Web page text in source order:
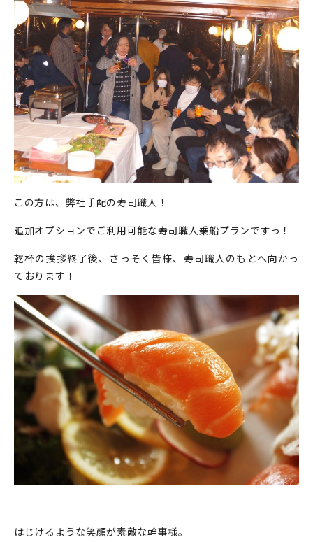
この方は、弊社手配の寿司職人！
追加オプションでご利用可能な寿司職人乗船プランですっ！
乾杯の挨拶終了後、さっそく皆様、寿司職人のもとへ向かっ
ております！
はじけるような笑顔が素敵な幹事様。